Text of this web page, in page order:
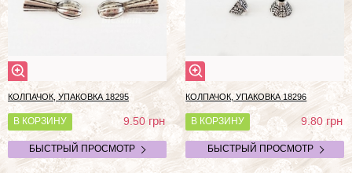
КОЛПАЧОК, УПАКОВКА 18295
В КОРЗИНУ 9.50грн
БЫСТРЫЙ ПРОСМОТР
КОЛПАЧОК, УПАКОВКА 18296
В КОРЗИНУ 9.80грн
БЫСТРЫЙ ПРОСМОТР